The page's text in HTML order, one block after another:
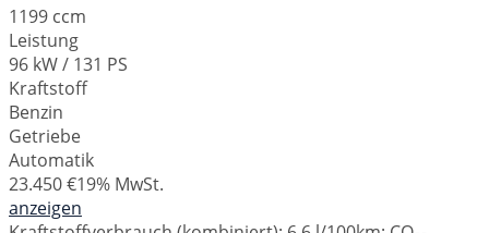
1199 ccm
Leistung
96 kW / 131 PS
Kraftstoff
Benzin
Getriebe
Automatik
23.450 €19% MwSt.
anzeigen